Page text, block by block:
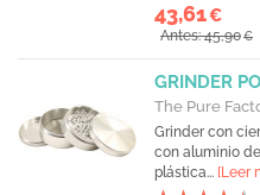
43,61€
Antes: 45,90€
GRINDER
The Pure
Grinder con
con aluminio
plástica... [Leer